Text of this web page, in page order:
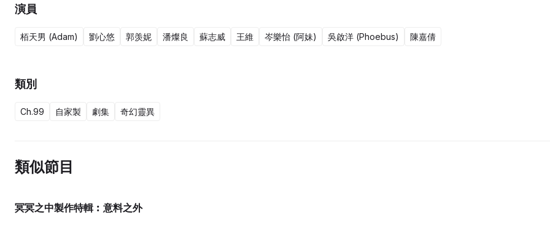
演員
栢天男 (Adam) 劉心悠 郭羡妮 潘燦良 蘇志威 王維 岑樂怡 (阿妹) 吳啟洋 (Phoebus) 陳嘉倩
類別
Ch.99 自家製 劇集 奇幻靈異
類似節目
冥冥之中製作特輯︰意料之外